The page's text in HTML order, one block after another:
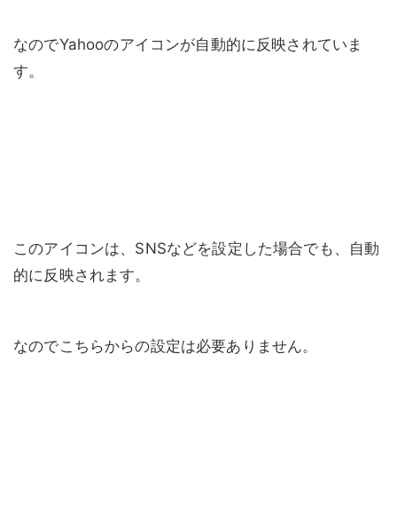
なのでYahooのアイコンが自動的に反映されていま
す。
このアイコンは、SNSなどを設定した場合でも、自動
的に反映されます。
なのでこちらからの設定は必要ありません。